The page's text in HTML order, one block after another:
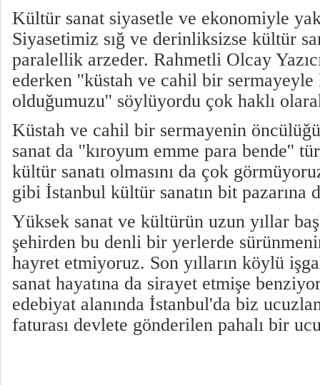
Kültür sanat siyasetle ve ekonomiyle
Siyasetimiz sığ ve derinliksizse kültür
paralellik arzeder. Rahmetli Olcay
ederken ''küstah ve cahil bir sermayeyle
olduğumuzu'' söylüyordu çok haklı
Küstah ve cahil bir sermayenin
sanat da ''kıroyum emme para bende''
kültür sanatı olmasını da çok
gibi İstanbul kültür sanatın bit pazarına
Yüksek sanat ve kültürün uzun yıllar
şehirden bu denli bir yerlerde
hayret etmiyoruz. Son yılların köylü
sanat hayatına da sirayet etmişe
edebiyat alanında İstanbul'da biz
faturası devlete gönderilen pahalı bir